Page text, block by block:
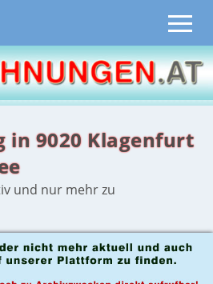
in 9020 Klagenfurt
und nur mehr zu